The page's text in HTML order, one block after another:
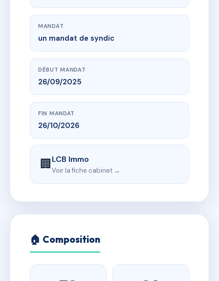
MANDAT
un mandat de syndic
DÉBUT MANDAT
26/09/2025
FIN MANDAT
26/10/2026
🏢LCB Immo
Voir la fiche cabinet →
🏠 Composition